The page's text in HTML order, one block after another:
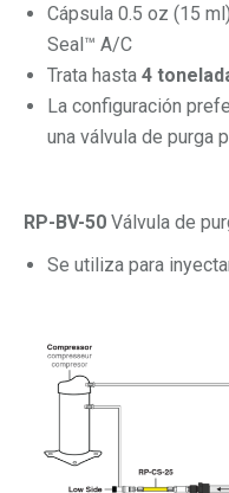
Cápsula 0.5 oz (15
Seal™ A/C
Trata hasta 4
La configuración
una válvula de purga
RP-BV-50 Válvula de
Se utiliza para